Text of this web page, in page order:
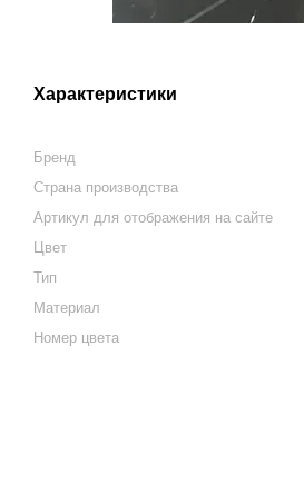
Характеристики
Бренд
Страна производства
Артикул для отображения на сайте
Цвет
Тип
Материал
Номер цвета